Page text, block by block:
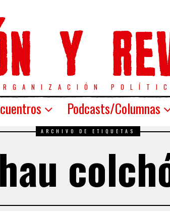
Podcasts/Columnas
ARCHIVO DE ETIQUETAS